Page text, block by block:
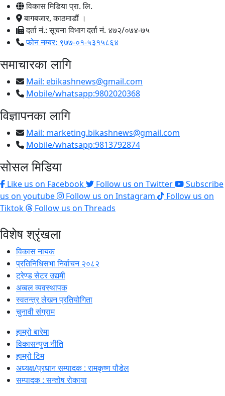
विकास मिडिया प्रा. लि.
बागबजार, काठमाडौं ।
दर्ता नं.: सूचना विभाग दर्ता नं. ४७२/०७४-७५
फोन नम्बर: ९७७-०१-५३१५८६४
समाचारका लागि
Mail: ebikashnews@gmail.com
Mobile/whatsapp:9802020368
विज्ञापनका लागि
Mail: marketing.bikashnews@gmail.com
Mobile/whatsapp:9813792874
सोसल मिडिया
Like us on Facebook Follow us on Twitter
Subscribe
us on youtube
Follow us on Instagram
Follow us on
Tiktok
Follow us on Threads
विशेष श्रृंखला
विकास नायक
प्रतिनिधिसभा निर्वाचन २०८२
ट्रेण्ड सेटर उद्यमी
अव्बल व्यवस्थापक
स्वतन्त्र लेखन प्रतियोगिता
चुनावी संग्राम
हाम्रो बारेमा
विकासन्युज नीति
हाम्रो टिम
अध्यक्ष/प्रधान सम्पादक : रामकृष्ण पौडेल
सम्पादक : सन्तोष रोकाया